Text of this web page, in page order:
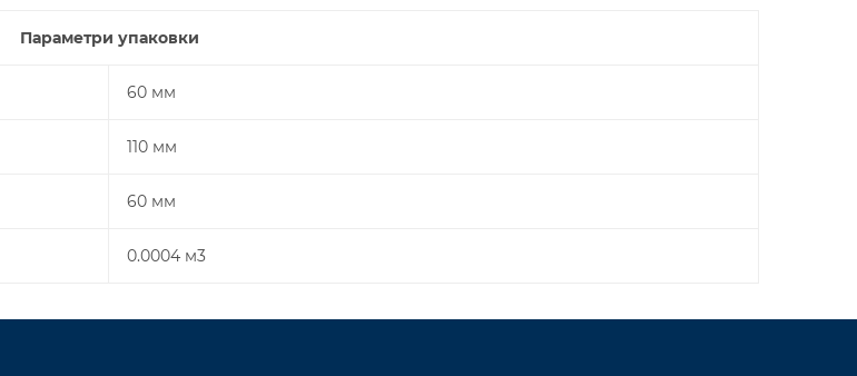
Параметри упаковки
60 мм
110 мм
60 мм
0.0004 м3